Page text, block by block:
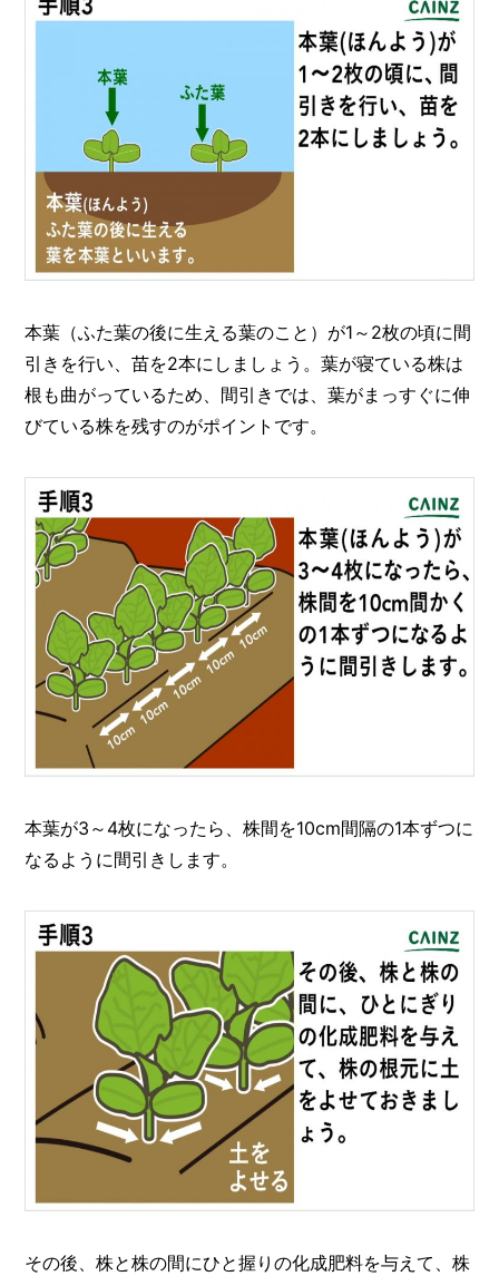
本葉（ふた葉の後に生える葉のこと）が1～2枚の頃に間
引きを行い、苗を2本にしましょう。葉が寝ている株は
根も曲がっているため、間引きでは、葉がまっすぐに伸
びている株を残すのがポイントです。
本葉が3～4枚になったら、株間を10cm間隔の1本ずつに
なるように間引きします。
その後、株と株の間にひと握りの化成肥料を与えて、株